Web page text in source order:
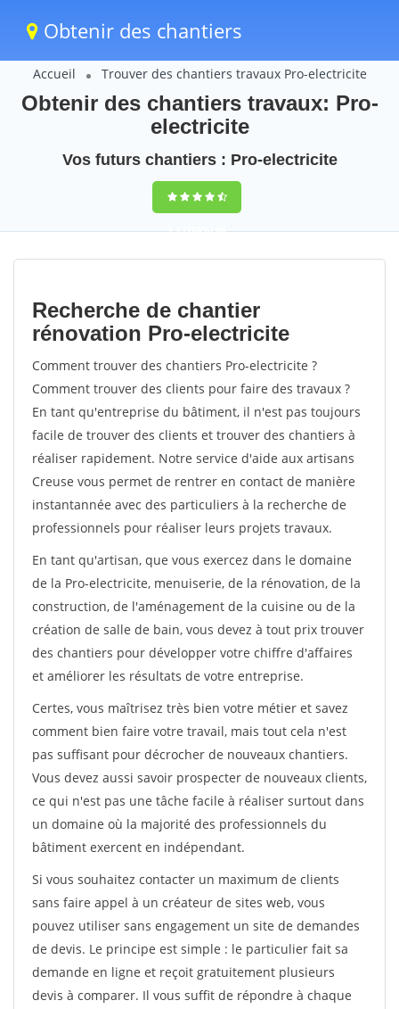
Obtenir des chantiers
Accueil Trouver des chantiers travaux Pro-electricite
Obtenir des chantiers travaux: Pro-
electricite
Vos futurs chantiers : Pro-electricite
9,5(100%)66
votes
Recherche de chantier
rénovation Pro-electricite
Comment trouver des chantiers Pro-electricite ?
Comment trouver des clients pour faire des travaux ?
En tant qu'entreprise du bâtiment, il n'est pas toujours
facile de trouver des clients et trouver des chantiers à
réaliser rapidement. Notre service d'aide aux artisans
Creuse vous permet de rentrer en contact de manière
instantannée avec des particuliers à la recherche de
professionnels pour réaliser leurs projets travaux.
En tant qu'artisan, que vous exercez dans le domaine
de la Pro-electricite, menuiserie, de la rénovation, de la
construction, de l'aménagement de la cuisine ou de la
création de salle de bain, vous devez à tout prix trouver
des chantiers pour développer votre chiffre d'affaires
et améliorer les résultats de votre entreprise.
Certes, vous maîtrisez très bien votre métier et savez
comment bien faire votre travail, mais tout cela n'est
pas suffisant pour décrocher de nouveaux chantiers.
Vous devez aussi savoir prospecter de nouveaux clients,
ce qui n'est pas une tâche facile à réaliser surtout dans
un domaine où la majorité des professionnels du
bâtiment exercent en indépendant.
Si vous souhaitez contacter un maximum de clients
sans faire appel à un créateur de sites web, vous
pouvez utiliser sans engagement un site de demandes
de devis. Le principe est simple : le particulier fait sa
demande en ligne et reçoit gratuitement plusieurs
devis à comparer. Il vous suffit de répondre à chaque